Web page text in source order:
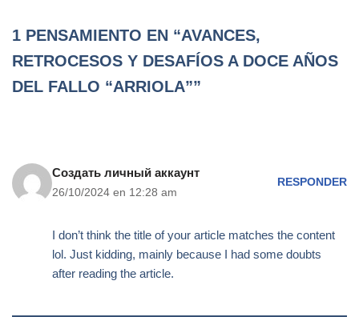
1 PENSAMIENTO EN “AVANCES,
RETROCESOS Y DESAFÍOS A DOCE AÑOS
DEL FALLO “ARRIOLA””
Создать личный аккаунт
26/10/2024 en 12:28 am
RESPONDER
I don’t think the title of your article matches the content
lol. Just kidding, mainly because I had some doubts
after reading the article.